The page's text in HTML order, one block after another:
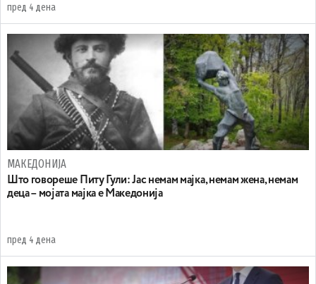
пред 4 дена
МАКЕДОНИЈА
Што говореше Питу Гули: Јас немам мајка, немам жена, немам
деца – мојата мајка е Македонија
пред 4 дена